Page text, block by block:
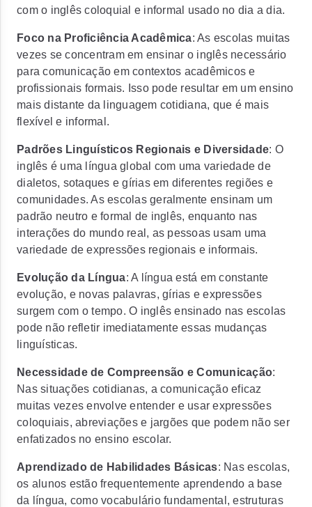
com o inglês coloquial e informal usado no dia a dia.
Foco na Proficiência Acadêmica: As escolas muitas
vezes se concentram em ensinar o inglês necessário
para comunicação em contextos acadêmicos e
profissionais formais. Isso pode resultar em um ensino
mais distante da linguagem cotidiana, que é mais
flexível e informal.
Padrões Linguísticos Regionais e Diversidade: O
inglês é uma língua global com uma variedade de
dialetos, sotaques e gírias em diferentes regiões e
comunidades. As escolas geralmente ensinam um
padrão neutro e formal de inglês, enquanto nas
interações do mundo real, as pessoas usam uma
variedade de expressões regionais e informais.
Evolução da Língua: A língua está em constante
evolução, e novas palavras, gírias e expressões
surgem com o tempo. O inglês ensinado nas escolas
pode não refletir imediatamente essas mudanças
linguísticas.
Necessidade de Compreensão e Comunicação:
Nas situações cotidianas, a comunicação eficaz
muitas vezes envolve entender e usar expressões
coloquiais, abreviações e jargões que podem não ser
enfatizados no ensino escolar.
Aprendizado de Habilidades Básicas: Nas escolas,
os alunos estão frequentemente aprendendo a base
da língua, como vocabulário fundamental, estruturas